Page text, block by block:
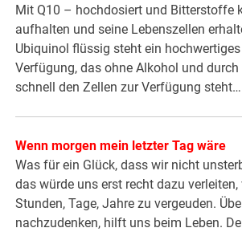
Mit Q10 – hochdosiert und Bitterstoffe
aufhalten und seine Lebenszellen
Ubiquinol flüssig steht ein
Verfügung, das ohne Alkohol und
schnell den Zellen zur Verfügung steht…
Wenn morgen mein letzter Tag wäre
Was für ein Glück, dass wir nicht
das würde uns erst recht dazu verleiten,
Stunden, Tage, Jahre zu vergeuden.
nachzudenken, hilft uns beim Leben.